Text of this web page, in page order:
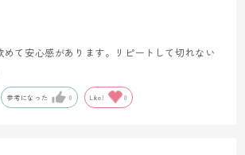
めて安心感があります。リピートして切れない
参考になった 0 Like! 0